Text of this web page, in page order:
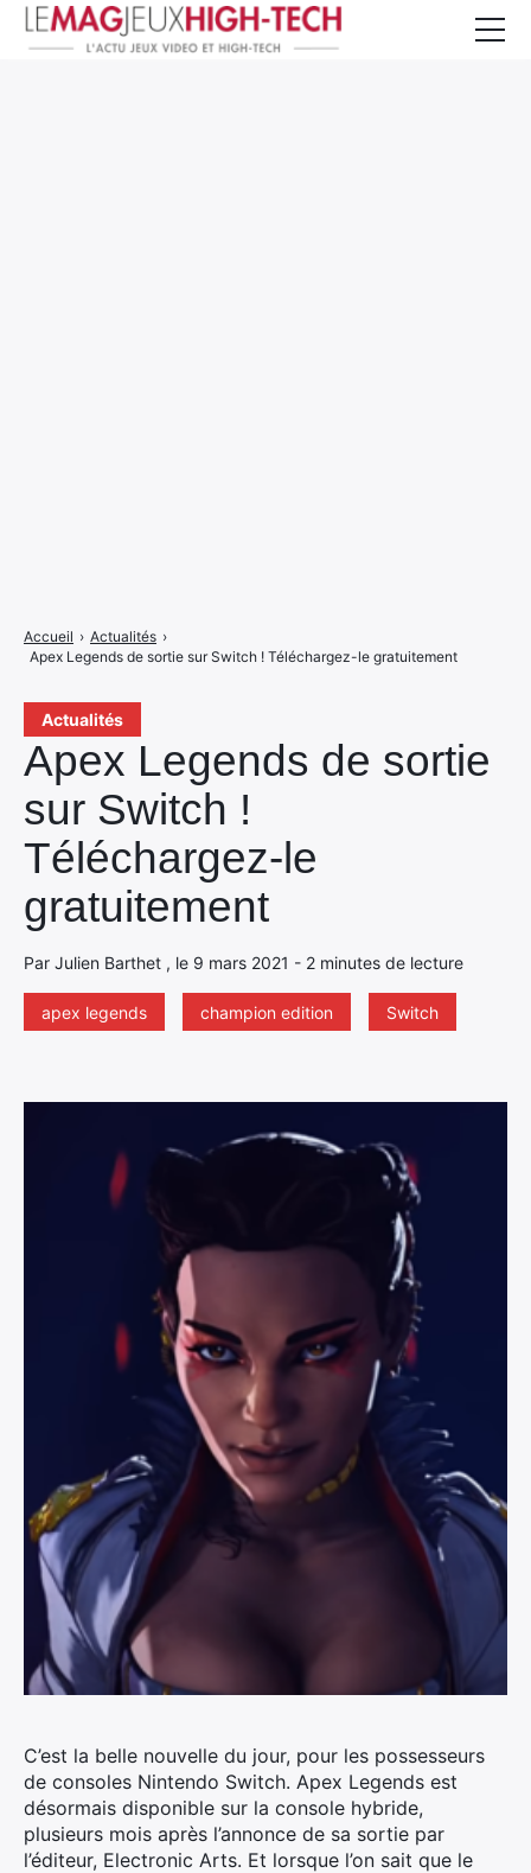
Actualités
Apex Legends de sortie
sur Switch !
Téléchargez-le
gratuitement
Par Julien Barthet , le 9 mars 2021 - 2 minutes de lecture
apex legends champion edition Switch
Accueil › Actualités ›
Apex Legends de sortie sur Switch ! Téléchargez-le gratuitement
C’est la belle nouvelle du jour, pour les possesseurs
de consoles Nintendo Switch. Apex Legends est
désormais disponible sur la console hybride,
plusieurs mois après l’annonce de sa sortie par
l’éditeur, Electronic Arts. Et lorsque l’on sait que le